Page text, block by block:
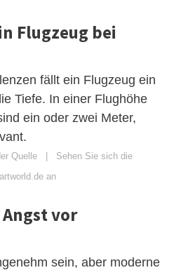
Flugzeug bei
fällt ein Flugzeug ein
Tiefe. In einer Flughöhe
ein oder zwei Meter,
Quelle | Sehen Sie sich die
an
vor
sein, aber moderne